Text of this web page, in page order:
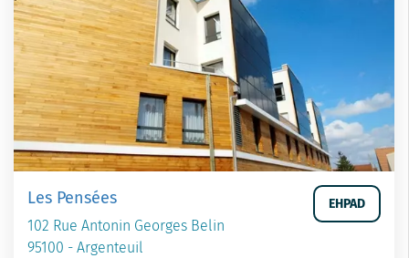
Les Pensées
102 Rue Antonin Georges Belin
95100 - Argenteuil
EHPAD